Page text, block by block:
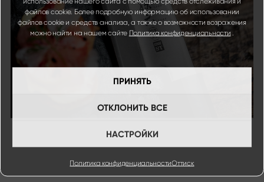
файлов cookie. Более подробную информацию об использовании
файлов cookie и средств анализа, а также о возможности возражения
можно найти на нашем сайте Политика конфиденциальности
ПРИНЯТЬ
ОТКЛОНИТЬ ВСЕ
НАСТРОЙКИ
Политика конфиденциальностиОттиск